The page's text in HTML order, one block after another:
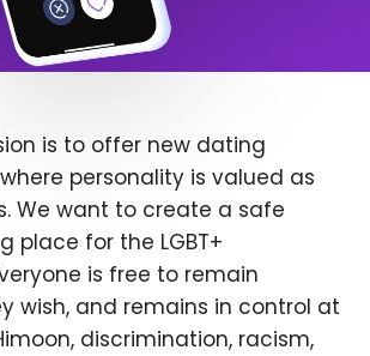
is to offer new dating
personality is valued as
We want to create a safe
place for the LGBT+
is free to remain
wish, and remains in control at
discrimination, racism,